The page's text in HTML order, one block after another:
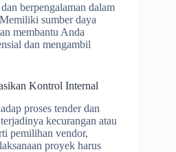
berpengalaman dalam
sumber daya
membantu Anda
dan mengambil
Kontrol Internal
proses tender dan
kecurangan atau
pemilihan vendor,
proyek harus